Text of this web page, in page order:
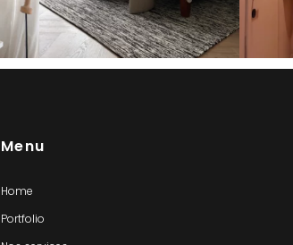
Menu
Home
Portfolio